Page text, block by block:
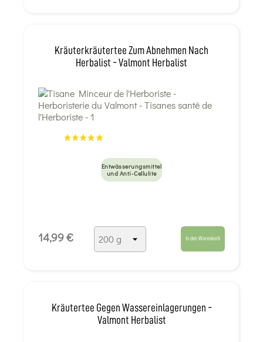
Kräuterkräutertee Zum Abnehmen Nach
Herbalist - Valmont Herbalist
Entwässerungsmittel
und Anti-Cellulite
14,99 € In den Warenkorb
Kräutertee Gegen Wassereinlagerungen -
Valmont Herbalist